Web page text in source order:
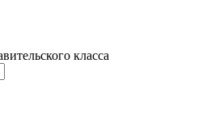
класса